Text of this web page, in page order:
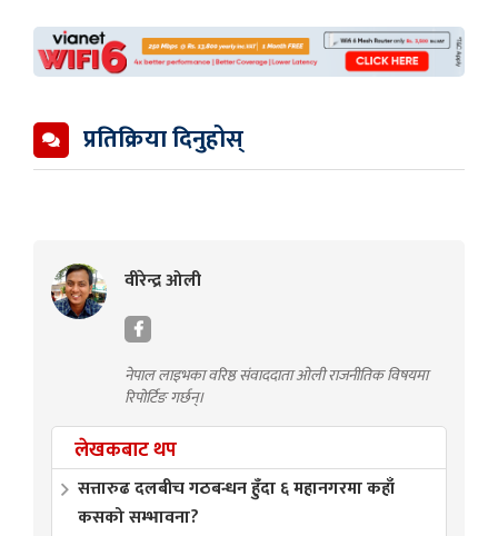
प्रतिक्रिया दिनुहोस्
वीरेन्द्र ओली
नेपाल लाइभका वरिष्ठ संवाददाता ओली राजनीतिक विषयमा
रिपोर्टिङ गर्छन्।
लेखकबाट थप
सत्तारुढ दलबीच गठबन्धन हुँदा ६ महानगरमा कहाँ
कसको सम्भावना?